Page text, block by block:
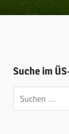
Suche im
Suchen
nach: